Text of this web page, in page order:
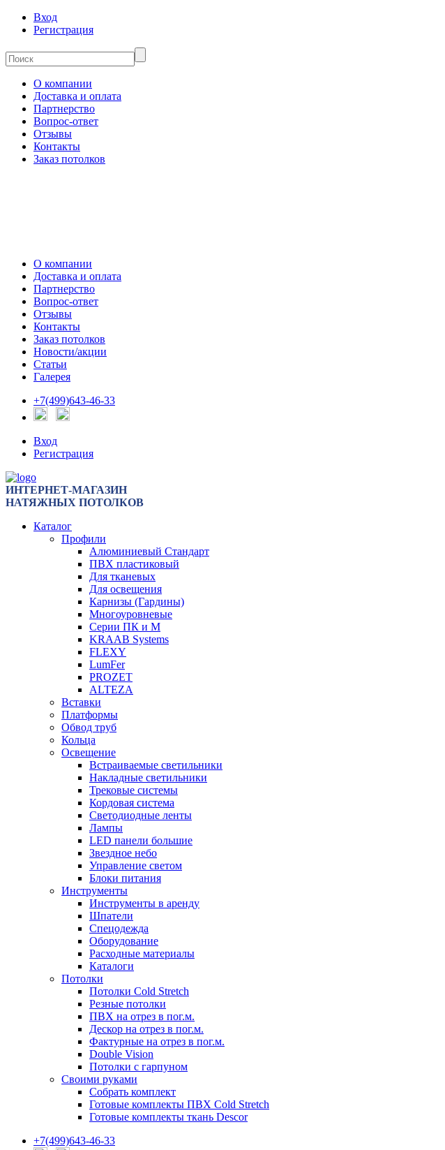
Вход
Регистрация
О компании
Доставка и оплата
Партнерство
Вопрос-ответ
Отзывы
Контакты
Заказ потолков
О компании
Доставка и оплата
Партнерство
Вопрос-ответ
Отзывы
Контакты
Заказ потолков
Новости/акции
Статьи
Галерея
+7(499)643-46-33
Вход
Регистрация
ИНТЕРНЕТ-МАГАЗИН
НАТЯЖНЫХ ПОТОЛКОВ
Каталог
Профили
Алюминиевый Стандарт
ПВХ пластиковый
Для тканевых
Для освещения
Карнизы (Гардины)
Многоуровневые
Серии ПК и М
KRAAB Systems
FLEXY
LumFer
PROZET
ALTEZA
Вставки
Платформы
Обвод труб
Кольца
Освещение
Встраиваемые светильники
Накладные светильники
Трековые системы
Кордовая система
Светодиодные ленты
Лампы
LED панели большие
Звездное небо
Управление светом
Блоки питания
Инструменты
Инструменты в аренду
Шпатели
Спецодежда
Оборудование
Расходные материалы
Каталоги
Потолки
Потолки Cold Stretch
Резные потолки
ПВХ на отрез в пог.м.
Дескор на отрез в пог.м.
Фактурные на отрез в пог.м.
Double Vision
Потолки с гарпуном
Своими руками
Собрать комплект
Готовые комплекты ПВХ Cold Stretch
Готовые комплекты ткань Descor
+7(499)643-46-33